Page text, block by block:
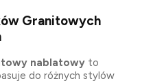
Granitowych
nablatowy to
do różnych stylów